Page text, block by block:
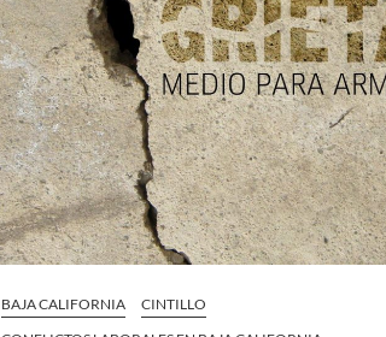
BAJA CALIFORNIA
CINTILLO